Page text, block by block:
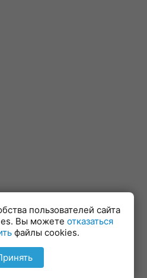
пользователей сайта
Вы можете отказаться
файлы cookies.